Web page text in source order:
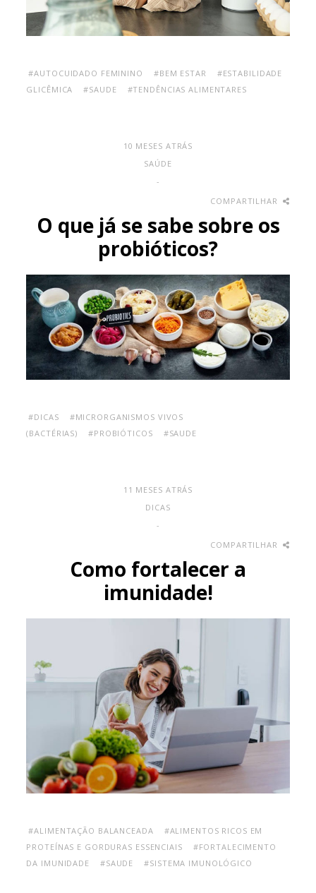
#AUTOCUIDADO FEMININO #BEM ESTAR
#ESTABILIDADE
GLICÊMICA
#SAUDE #TENDÊNCIAS ALIMENTARES
10 MESES ATRÁS
SAÚDE
-
COMPARTILHAR
O que já se sabe sobre os
probióticos?
#DICAS
#MICRORGANISMOS VIVOS
(BACTÉRIAS)
#PROBIÓTICOS #SAUDE
11 MESES ATRÁS
DICAS
-
COMPARTILHAR
Como fortalecer a
imunidade!
#ALIMENTAÇÃO BALANCEADA
#ALIMENTOS RICOS EM
PROTEÍNAS E GORDURAS ESSENCIAIS
#FORTALECIMENTO
DA IMUNIDADE
#SAUDE #SISTEMA IMUNOLÓGICO